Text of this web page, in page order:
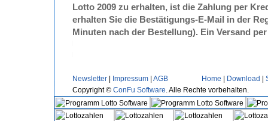
Lotto 2009 zu erhalten, ist die Zahlung per
erhalten Sie die Bestätigungs-E-Mail in der
Minuten nach der Bestellung). Ein Versand
Newsletter Impressum AGB Home Download
Copyright © ConFu Software. Alle Rechte vorbehalten.